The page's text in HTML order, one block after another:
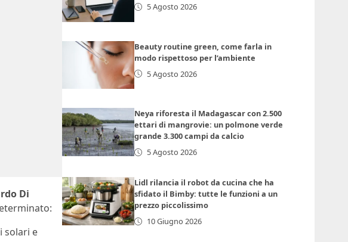
Di
solari e
5 Agosto 2026
Beauty routine green, come farla in
modo rispettoso per l’ambiente
5 Agosto 2026
Neya riforesta il Madagascar con 2.500
ettari di mangrovie: un polmone verde
grande 3.300 campi da calcio
5 Agosto 2026
Lidl rilancia il robot da cucina che ha
sfidato il Bimby: tutte le funzioni a un
prezzo piccolissimo
10 Giugno 2026